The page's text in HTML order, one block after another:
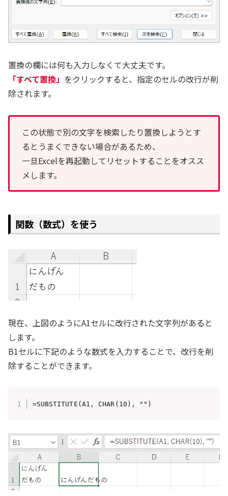
置換の欄には何も入力しなくて大丈夫です。
「すべて置換」 をクリックすると、指定のセルの改行が削
除されます。
この状態で別の文字を検索したり置換しようとす
るとうまくできない場合があるため、
一旦Excelを再起動してリセットすることをオスス
メします。
関数（数式）を使う
現在、上図のようにA1セルに改行された文字列があると
します。
B1セルに下記のような数式を入力することで、改行を削
除することができます。
=SUBSTITUTE(A1, CHAR(10), "")